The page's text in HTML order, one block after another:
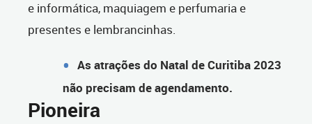
e informática, maquiagem e perfumaria e
presentes e lembrancinhas.
As atrações do Natal de Curitiba 2023
não precisam de agendamento.
Pioneira